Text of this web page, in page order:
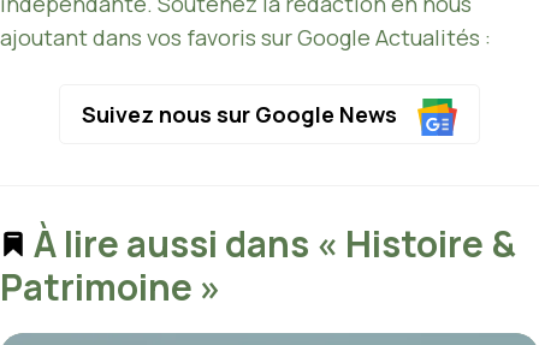
ajoutant dans vos favoris sur Google Actualités :
Suivez nous sur Google News
À lire aussi dans « Histoire &
Patrimoine »